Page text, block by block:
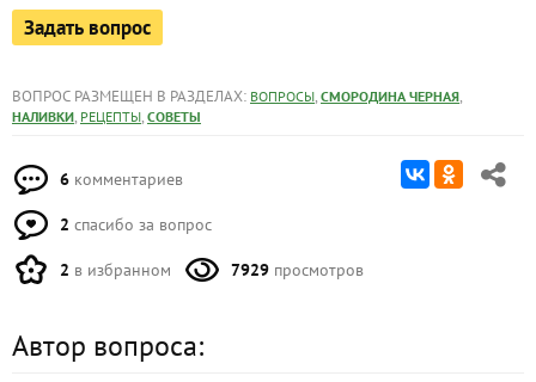
Задать вопрос
ВОПРОС РАЗМЕЩЕН В РАЗДЕЛАХ: ВОПРОСЫ, СМОРОДИНА ЧЕРНАЯ,
НАЛИВКИ, РЕЦЕПТЫ, СОВЕТЫ
6 комментариев
2 спасибо за вопрос
2 в избранном 7929 просмотров
Автор вопроса: